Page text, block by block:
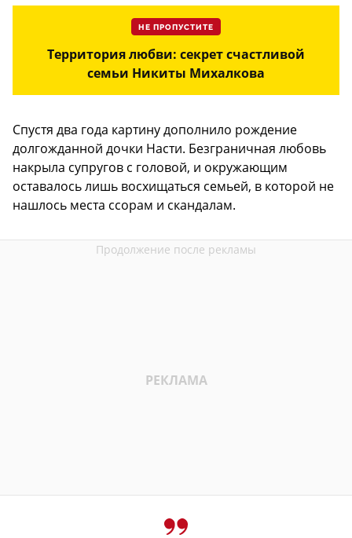
НЕ ПРОПУСТИТЕ
Территория любви: секрет счастливой
семьи Никиты Михалкова
Спустя два года картину дополнило рождение
долгожданной дочки Насти. Безграничная любовь
накрыла супругов с головой, и окружающим
оставалось лишь восхищаться семьей, в которой не
нашлось места ссорам и скандалам.